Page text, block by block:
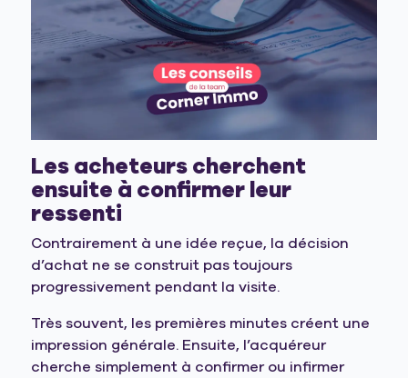
Les acheteurs cherchent
ensuite à confirmer leur
ressenti
Contrairement à une idée reçue, la décision
d’achat ne se construit pas toujours
progressivement pendant la visite.
Très souvent, les premières minutes créent une
impression générale. Ensuite, l’acquéreur
cherche simplement à confirmer ou infirmer